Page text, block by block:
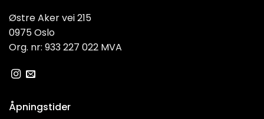
Østre Aker vei 215
0975 Oslo
Org. nr: 933 227 022 MVA
Åpningstider